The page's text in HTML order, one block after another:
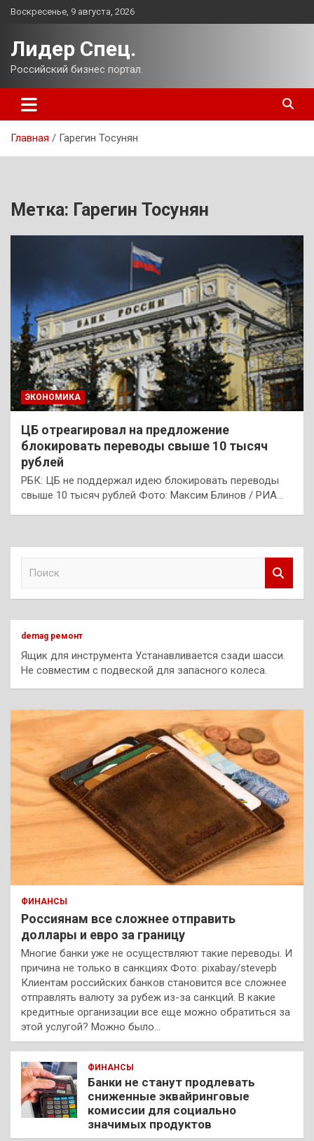
Перейти
Воскресенье, 9 августа, 2026
Лидер Спец.
Российский бизнес портал.
Главная Гарегин Тосунян
Метка: Гарегин Тосунян
ЭКОНОМИКА
ЦБ отреагировал на предложение
блокировать переводы свыше 10 тысяч
рублей
РБК: ЦБ не поддержал идею блокировать переводы
свыше 10 тысяч рублей Фото: Максим Блинов / РИА…
к
demag ремонт
Ящик для инструмента Устанавливается сзади шасси.
Не совместим с подвеской для запасного колеса.
ФИНАНСЫ
Россиянам все сложнее отправить
доллары и евро за границу
Многие банки уже не осуществляют такие переводы. И
причина не только в санкциях Фото: pixabay/stevepb
Клиентам российских банков становится все сложнее
отправлять валюту за рубеж из-за санкций. В какие
кредитные организации все еще можно обратиться за
этой услугой? Можно было…
ФИНАНСЫ
Банки не станут продлевать
сниженные эквайринговые
комиссии для социально
значимых продуктов